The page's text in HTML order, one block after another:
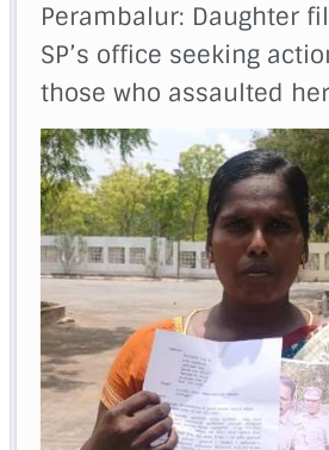
Perambalur: Daughter
SP’s office seeking
those who assaulted